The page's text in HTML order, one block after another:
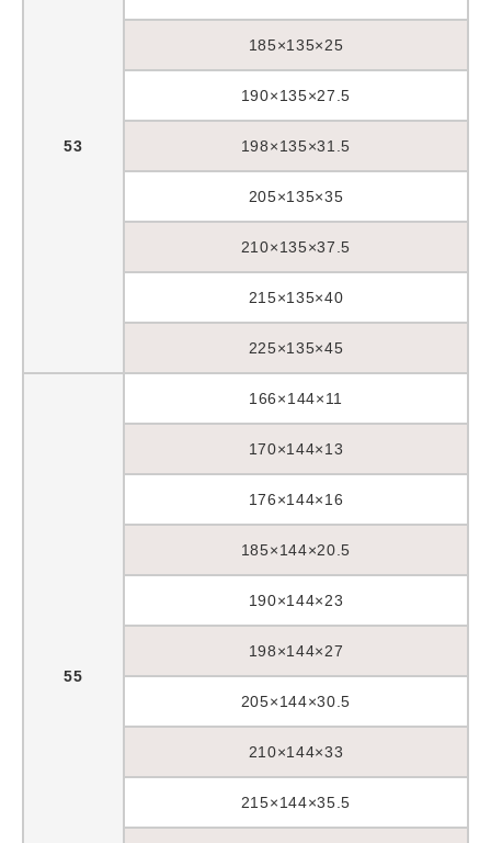
53
185×135×25
190×135×27.5
198×135×31.5
205×135×35
210×135×37.5
215×135×40
225×135×45
55
166×144×11
170×144×13
176×144×16
185×144×20.5
190×144×23
198×144×27
205×144×30.5
210×144×33
215×144×35.5